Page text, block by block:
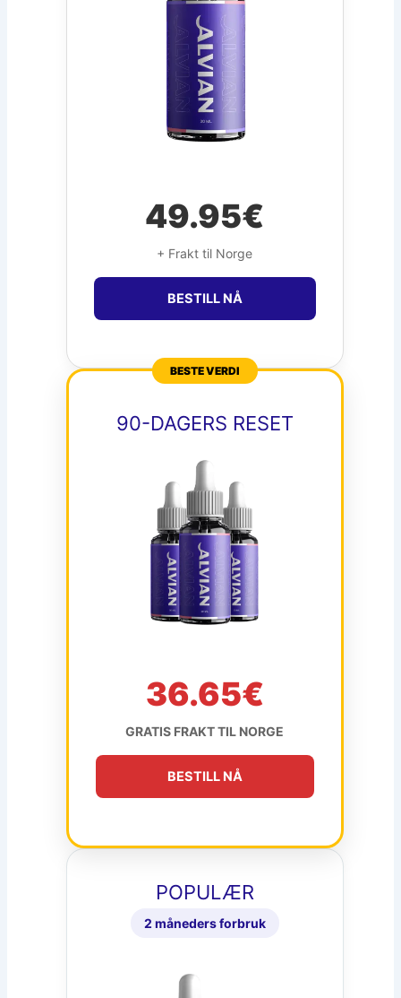
49.95€
+ Frakt til Norge
BESTILL NÅ
BESTE VERDI
90-DAGERS RESET
36.65€
GRATIS FRAKT TIL NORGE
BESTILL NÅ
POPULÆR
2 måneders forbruk